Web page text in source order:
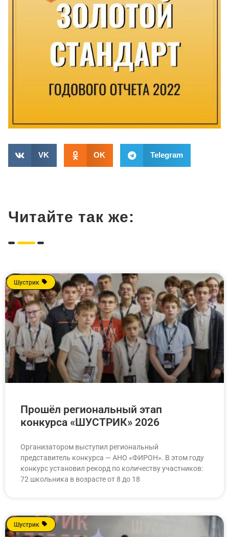
VK OK Telegram
Читайте так же:
Шустрик
Прошёл региональный этап
конкурса «ШУСТРИК» 2026
Организатором выступил региональный
представитель конкурса — АНО «ФИРОН». В этом году
конкурс установил рекорд по количеству участников:
72 школьника в возрасте от 8 до 18
Шустрик